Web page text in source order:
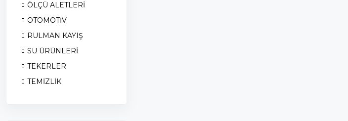
ÖLÇÜ ALETLERİ
OTOMOTİV
RULMAN KAYIŞ
SU ÜRÜNLERİ
TEKERLER
TEMİZLİK